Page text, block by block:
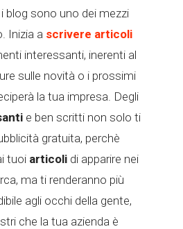
blog sono uno dei mezzi
Inizia a scrivere articoli
interessanti, inerenti al
sulle novità o i prossimi
la tua impresa. Degli
e ben scritti non solo ti
gratuita, perchè
tuoi articoli di apparire nei
ma ti renderanno più
agli occhi della gente,
che la tua azienda è